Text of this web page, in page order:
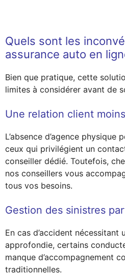
Quels sont les
assurance auto en
Bien que pratique, cette
limites à considérer avant de
Une relation client
L’absence d’agence
ceux qui privilégient un
conseiller dédié. Toutefois,
nos conseillers vous
tous vos besoins.
Gestion des sinistres
En cas d’accident nécessitant
approfondie, certains
manque d’accompagnement
traditionnelles.